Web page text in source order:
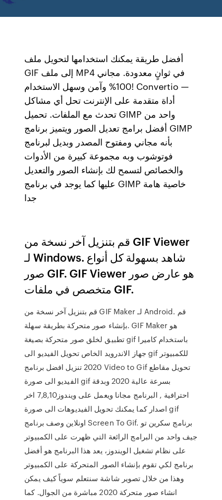
أفضل طريقة يمكنك استخدامها لتحويل ملف
GIF إلى ملف MP4 في ثوانٍ معدودة. مجاني
100% وآمن وسهل الاستخدام! Convertio —
أداة متقدمة على الإنترنت تحل أي مشاكل
تحدث مع الملفات. تحميل GIMP واحد من
أفضل برامج تعديل الصور ويتميز برنامج GIMP
بأنه مجاني ومفتوح المصدر وبديل لبرنامج
فوتوشوب وبه مجموعة كبيرة من الأدوات
والخصائص لتسمح لك بإنشاء الصور والتعديل
عليها كما يوجد في برنامج GIMP خاصية هامة
جدا
قم بتنزيل آخر نسخة من GIF Viewer
لـ Windows. شاهد بسهولة كل أنواع
صور GIF. GIF Viewer هو عارض صور
متخصص في ملفات GIF.
قم بتنزيل آخر نسخة من GIF Maker لـ Android. قم
بإنشاء صور متحركة بطريقة سهلة. GIF Maker هو
تطبيق لخلق صور متحركة بصيغة gif باستخدام كاميرا
جهاز الاندرويد الخاص تحويل الفيديو الى gif للكمبيوتر
2020 تنزيل افضل برنامج Video to Gif تحويل مقاطع
الفيديو الى صورة gif بسرعة عالية 2020 وبدقة
احترافية , البرنامج مجانا ويعمل على ويندوز7,8,10 اخر
اصدار كما يمكنك تحويل الفيديوهات الى صورة gif
اونلاين وصف برنامج Screen To Gif. برنامج سكرين تو
جيف واحد من البرامج الرائعة التي ظهرت على الكمبيوتر
على نظام تشغيل الويندوز، يعد هذا البرنامج هو أفضل
برنامج لكي تقوم بإنشاء الصور المتحركة على الكمبيوتر
وهذا من خلال تصوير شاشة سنتعلم سوياً كيف يمكن
انشاء صور متحركة 2020 مباشرة من الجوال. كما